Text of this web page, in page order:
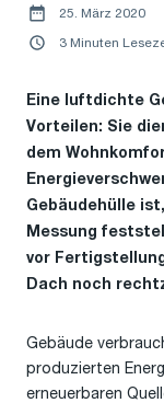
25. März 2020
3 Minuten
Eine luftdichte
Vorteilen: Sie
dem
Gebäudehülle
Messung
vor
Dach noch
Gebäude
produzierten
erneuerbaren